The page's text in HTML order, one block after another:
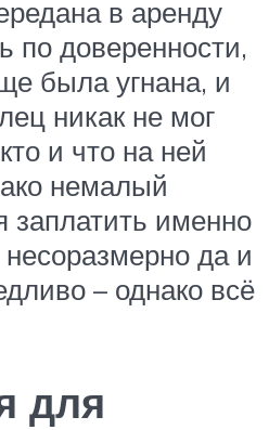
в аренду
по доверенности,
была угнана, и
никак не мог
и что на ней
немалый
именно
да и
– однако всё
для